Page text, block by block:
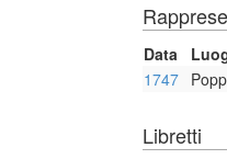
Data
1747
Libretti